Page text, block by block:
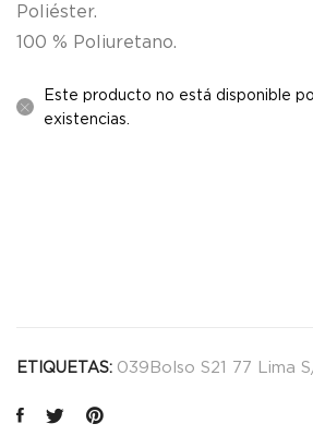
Poliéster.
100 % Poliuretano.
Este producto no está disponible
existencias.
ETIQUETAS: 039Bolso S21 77 Lima